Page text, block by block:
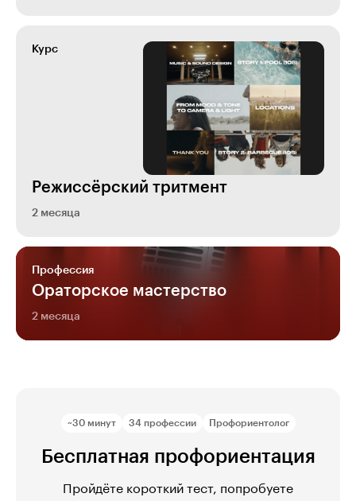
Курс
Режиссёрский тритмент
2 месяца
Профессия
Ораторское мастерство
2 месяца
~30 минут 34 профессии Профориентолог
Бесплатная профориентация
Пройдёте короткий тест, попробуете